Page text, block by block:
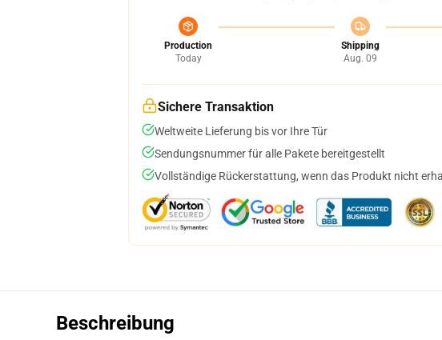
Production
Today
Shipping
Aug. 09
Sichere Transaktion
Weltweite Lieferung bis vor Ihre Tür
Sendungsnummer für alle Pakete bereitgestellt
Vollständige Rückerstattung, wenn das Produkt nicht
Beschreibung